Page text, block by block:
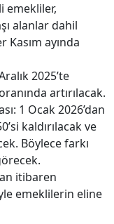
emekliler,
alanlar dahil
ayında
2025’te
artırılacak.
1 Ocak 2026’dan
kaldırılacak ve
Böylece farkı
itibaren
emeklilerin eline